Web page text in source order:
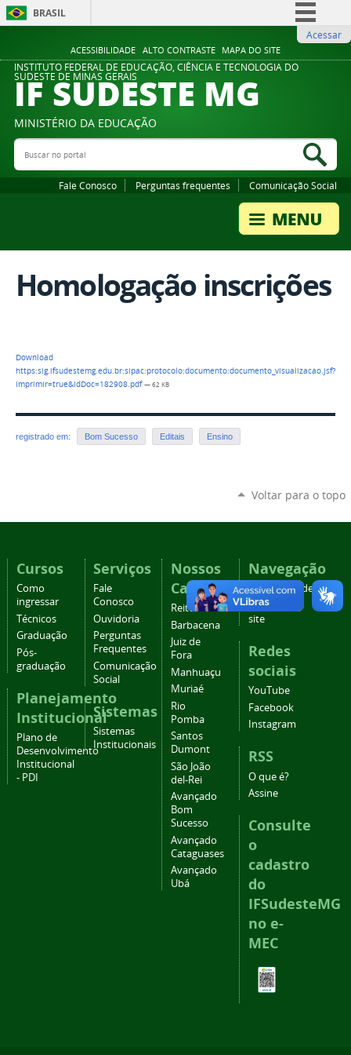
ACESSIBILIDADE ALTO CONTRASTE MAPA DO SITE
BRASIL
Comunica BR
Participe
Legislação
Acessar
INSTITUTO FEDERAL DE EDUCAÇÃO, CIÊNCIA E TECNOLOGIA DO
SUDESTE DE MINAS GERAIS
IF SUDESTE MG
MINISTÉRIO DA EDUCAÇÃO
Buscar no portal
Fale Conosco Perguntas frequentes Comunicação Social
Homologação inscrições
Download
https:sig.ifsudestemg.edu.br:sipac:protocolo:documento:documento_visualizacao.jsf?
imprimir=true&idDoc=182908.pdf— 62 KB
registrado em: Bom Sucesso Editais Ensino
Voltar para o topo
Cursos
Como
ingressar
Técnicos
Graduação
Pós-
graduação
Planejamento
Institucional
Plano de
Desenvolvimento
Institucional
- PDI
Serviços
Fale
Conosco
Ouvidoria
Perguntas
Frequentes
Comunicação
Social
Sistemas
Sistemas
Institucionais
Nossos
Campi
Reitoria
Barbacena
Juiz de
Fora
Manhuaçu
Muriaé
Rio
Pomba
Santos
Dumont
São João
del-Rei
Avançado
Bom
Sucesso
Avançado
Cataguases
Avançado
Ubá
Navegação
Acessibilidade
Mapa do
site
Redes
sociais
YouTube
Facebook
Instagram
RSS
O que é?
Assine
Consulte
o
cadastro
do
IFSudesteMG
no e-
MEC